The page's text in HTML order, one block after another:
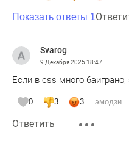
Показать ответы 1
Svarog
9 Декабря 202518:47
Если в css много 6аиграно,
0 3 3 эмодзи
Ответить